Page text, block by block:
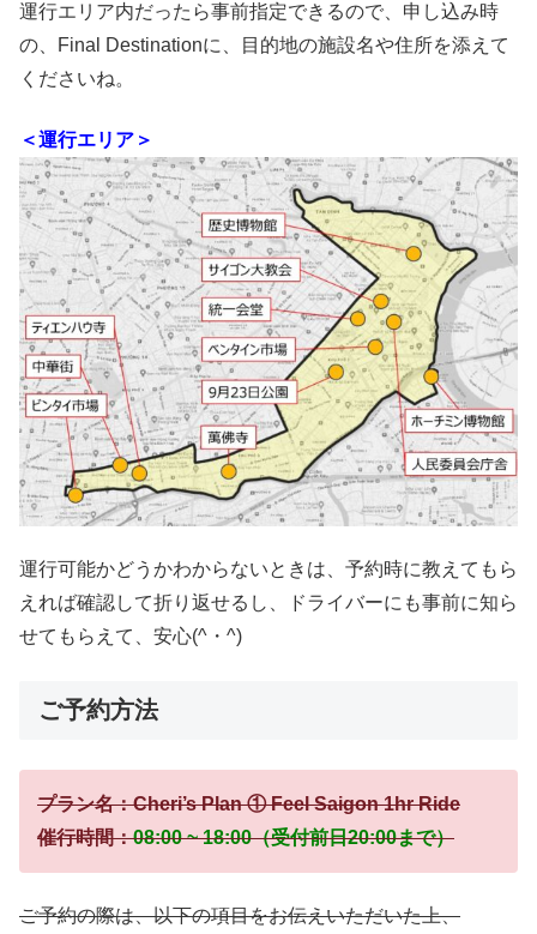
運行エリア内だったら事前指定できるので、申し込み時
の、Final Destinationに、目的地の施設名や住所を添えて
くださいね。
＜運行エリア＞
運行可能かどうかわからないときは、予約時に教えてもら
えれば確認して折り返せるし、ドライバーにも事前に知ら
せてもらえて、安心(^・^)
ご予約方法
プラン名：Cheri’s Plan ① Feel Saigon 1hr Ride
催行時間：08:00 ~ 18:00（受付前日20:00まで）
ご予約の際は、以下の項目をお伝えいただいた上、